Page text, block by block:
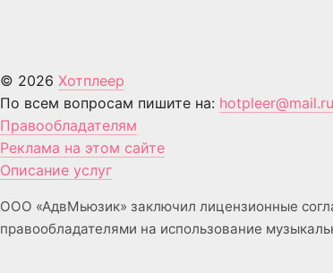
© 2026 Хотплеер
По всем вопросам пишите на: hotpleer@mail.ru
Правообладателям
Реклама на этом сайте
Описание услуг
ООО «АдвМьюзик» заключил лицензионные
правообладателями на использование